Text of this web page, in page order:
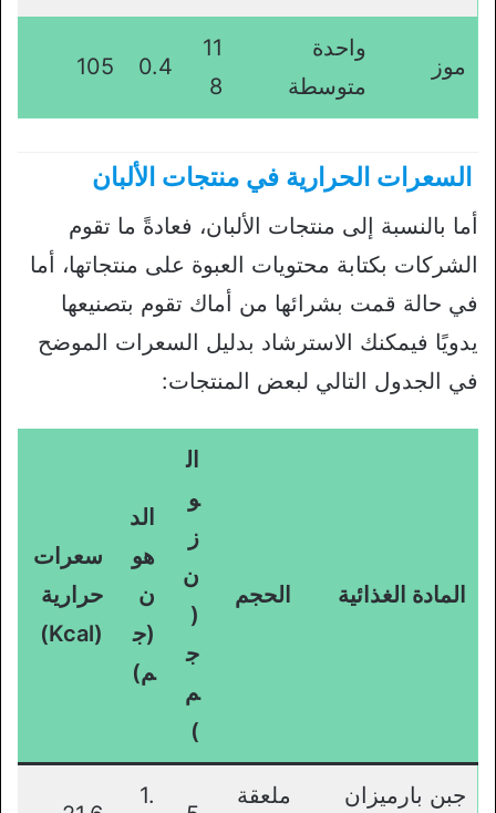
موز
واحدة
متوسطة
11
8
0.4
105
السعرات الحرارية في منتجات الألبان
أما بالنسبة إلى منتجات الألبان، فعادةً ما تقوم
الشركات بكتابة محتويات العبوة على منتجاتها، أما
في حالة قمت بشرائها من أماك تقوم بتصنيعها
يدويًا فيمكنك الاسترشاد بدليل السعرات الموضح
في الجدول التالي لبعض المنتجات:
المادة الغذائية الحجم
ال
و
ز
ن
(
ج
م
)
الد
هو
ن
(ج
م)
سعرات
حرارية
(Kcal)
جبن بارميزان ملعقة 1.